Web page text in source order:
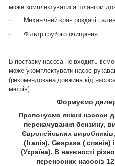
може комплектуватися шлангом
·
Механічний кран роздачі
·
Фільтр грубого очищення.
В поставку насоса не входить
може укомплектувати насос
(рекомендована довжина від
метрів).
Формуємо
Пропонуємо якісні насоси
перекачування бензину,
Європейських
(Італія), Gespasa
(Україна). В наявності
переносних насосів